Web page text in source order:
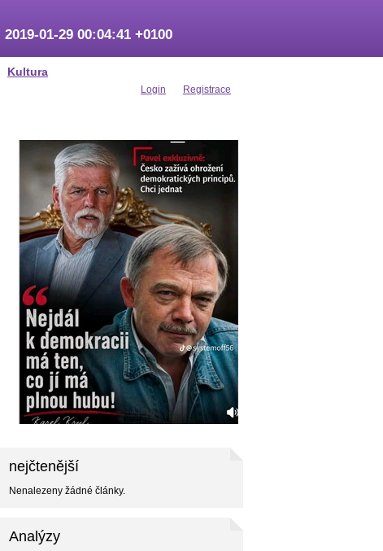
Kultura
2019-01-29 00:04:41 +0100
Login Registrace
nejčtenější
Nenalezeny žádné články.
Analýzy